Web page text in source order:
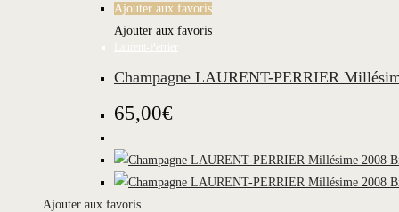
Ajouter aux favoris
Ajouter aux favoris
Laurent-Perrier
Champagne LAURENT-PERRIER
65,00€
Ajouter aux favoris